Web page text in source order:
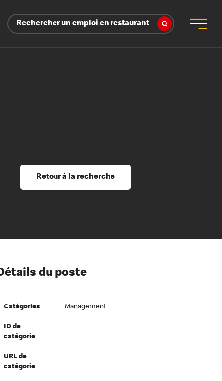
Rechercher un emploi en restaurant
et perfectionnement
du savoir
à l’égard de nos employés
directeurs
équité et inclusion
au travail
Retour à la recherche
du poste
Catégories Management
ID de
catégorie
URL de
catégorie